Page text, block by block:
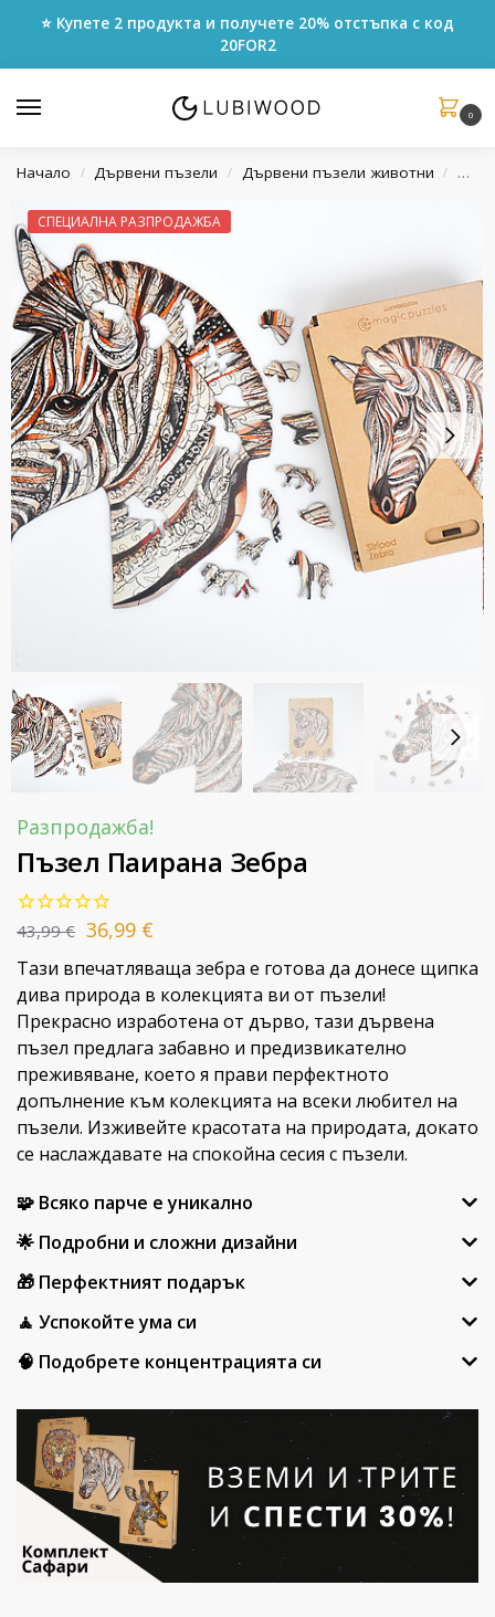
⭐ Купете 2 продукта и получете 20% отстъпка с код
20FOR2
0
Начало / Дървени пъзели / Дървени пъзели животни /
СПЕЦИАЛНА РАЗПРОДАЖБА
Разпродажба!
Пъзел Паирана Зебра
43,99€ 36,99 €
Тази впечатляваща зебра е готова да донесе щипка
дива природа в колекцията ви от пъзели!
Прекрасно изработена от дърво, тази дървена
пъзел предлага забавно и предизвикателно
преживяване, което я прави перфектното
допълнение към колекцията на всеки любител на
пъзели. Изживейте красотата на природата, докато
се наслаждавате на спокойна сесия с пъзели.
🧩 Всяко парче е уникално
🌟 Подробни и сложни дизайни
🎁 Перфектният подарък
🧘 Успокойте ума си
🧠 Подобрете концентрацията си